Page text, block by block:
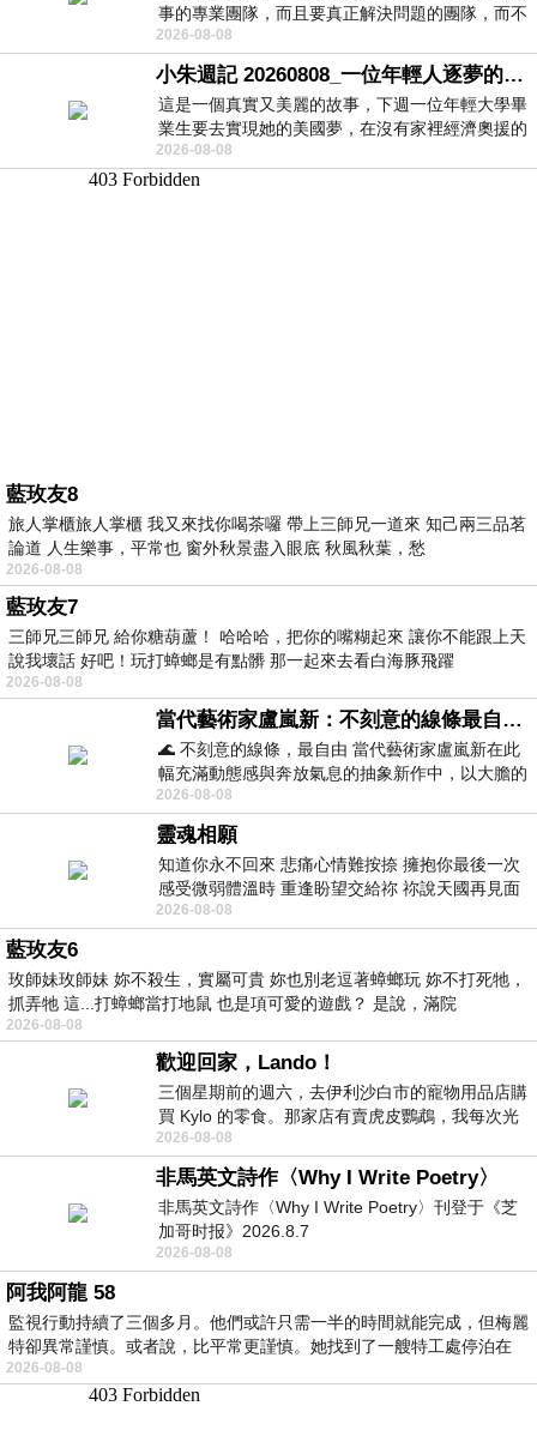
事的專業團隊，而且要真正解決問題的團隊，而不
是只會到處甩鍋的雙標團隊，最近民進黨
2026-08-08
小朱週記 20260808_一位年輕人逐夢的真實故事
這是一個真實又美麗的故事，下週一位年輕大學畢
業生要去實現她的美國夢，在沒有家裡經濟奧援的
情況下，靠著自我努力工作累積出國基
2026-08-08
藍玫友8
旅人掌櫃旅人掌櫃 我又來找你喝茶囉 帶上三師兄一道來 知己兩三品茗
論道 人生樂事，平常也 窗外秋景盡入眼底 秋風秋葉，愁
2026-08-08
藍玫友7
三師兄三師兄 給你糖葫蘆！ 哈哈哈，把你的嘴糊起來 讓你不能跟上天
說我壞話 好吧！玩打蟑螂是有點髒 那一起來去看白海豚飛躍
2026-08-08
當代藝術家盧嵐新：不刻意的線條最自由，讓色彩流動、筆觸自己說話
🌊 不刻意的線條，最自由 當代藝術家盧嵐新在此
幅充滿動態感與奔放氣息的抽象新作中，以大膽的
藍色顏料在白色畫布上揮灑、壓印與流淌
2026-08-08
靈魂相願
知道你永不回來 悲痛心情難按捺 擁抱你最後一次
感受微弱體溫時 重逢盼望交給祢 祢說天國再見面
此刻忍淚說別離 他日靈魂再
2026-08-08
藍玫友6
玫師妹玫師妹 妳不殺生，實屬可貴 妳也別老逗著蟑螂玩 妳不打死牠，
抓弄牠 這...打蟑螂當打地鼠 也是項可愛的遊戲？ 是說，滿院
2026-08-08
歡迎回家，Lando！
三個星期前的週六，去伊利沙白市的寵物用品店購
買 Kylo 的零食。那家店有賣虎皮鸚鵡，我每次光
顧都會去看一下。他們偶爾會引進 C
2026-08-08
非馬英文詩作〈Why I Write Poetry〉
非馬英文詩作〈Why I Write Poetry〉刊登于《芝
加哥时报》2026.8.7
2026-08-08
阿我阿龍 58
監視行動持續了三個多月。他們或許只需一半的時間就能完成，但梅麗
特卻異常謹慎。或者說，比平常更謹慎。她找到了一艘特工處停泊在
2026-08-08